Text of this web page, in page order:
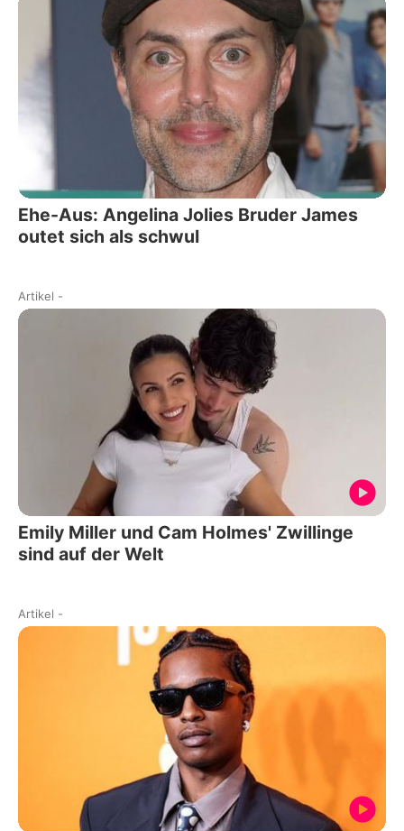
Ehe-Aus: Angelina Jolies Bruder James
outet sich als schwul
Artikel -
Emily Miller und Cam Holmes' Zwillinge
sind auf der Welt
Artikel -